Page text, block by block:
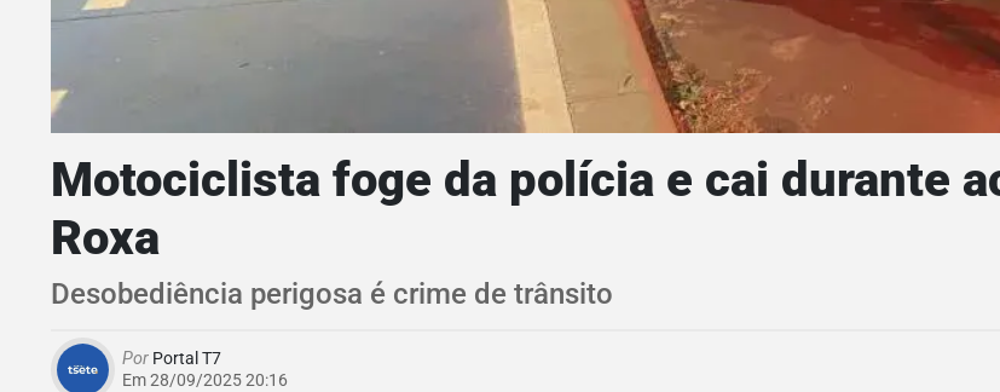
Motociclista foge da polícia e cai durante
Roxa
Desobediência perigosa é crime de trânsito
Por Portal T7
Em 28/09/2025 20:16